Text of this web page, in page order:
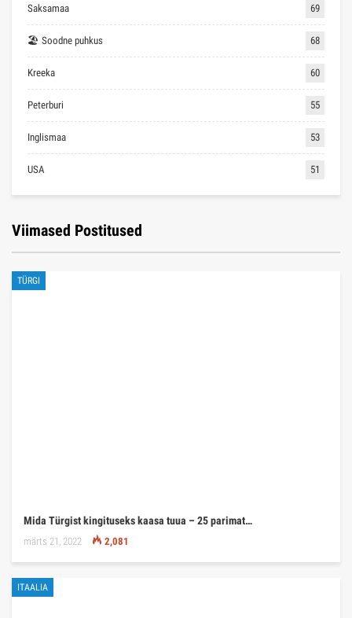
Saksamaa 69
🏖 Soodne puhkus 68
Kreeka 60
Peterburi 55
Inglismaa 53
USA 51
Viimased Postitused
TÜRGI
Mida Türgist kingituseks kaasa tuua – 25 parimat…
märts 21, 2022 2,081
ITAALIA